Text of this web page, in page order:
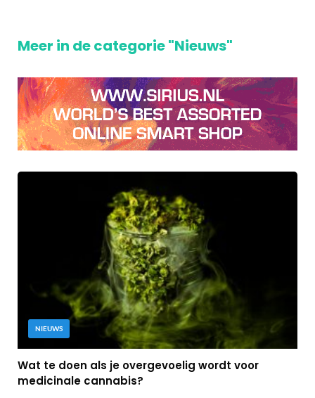
Meer in de categorie "Nieuws"
NIEUWS
Wat te doen als je overgevoelig wordt voor
medicinale cannabis?